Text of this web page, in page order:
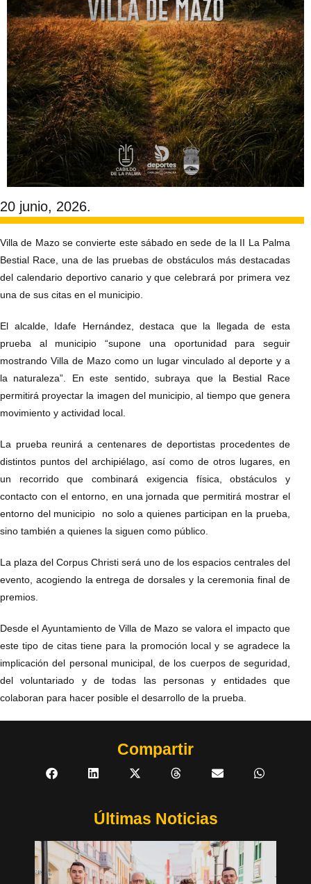
20 junio, 2026.
Villa de Mazo se convierte este sábado en sede de la II La Palma
Bestial Race, una de las pruebas de obstáculos más destacadas
del calendario deportivo canario y que celebrará por primera vez
una de sus citas en el municipio.
El alcalde, Idafe Hernández, destaca que la llegada de esta
prueba al municipio “supone una oportunidad para seguir
mostrando Villa de Mazo como un lugar vinculado al deporte y a
la naturaleza”. En este sentido, subraya que la Bestial Race
permitirá proyectar la imagen del municipio, al tiempo que genera
movimiento y actividad local.
La prueba reunirá a centenares de deportistas procedentes de
distintos puntos del archipiélago, así como de otros lugares, en
un recorrido que combinará exigencia física, obstáculos y
contacto con el entorno, en una jornada que permitirá mostrar el
entorno del municipio no solo a quienes participan en la prueba,
sino también a quienes la siguen como público.
La plaza del Corpus Christi será uno de los espacios centrales del
evento, acogiendo la entrega de dorsales y la ceremonia final de
premios.
Desde el Ayuntamiento de Villa de Mazo se valora el impacto que
este tipo de citas tiene para la promoción local y se agradece la
implicación del personal municipal, de los cuerpos de seguridad,
del voluntariado y de todas las personas y entidades que
colaboran para hacer posible el desarrollo de la prueba.
Compartir
Últimas Noticias